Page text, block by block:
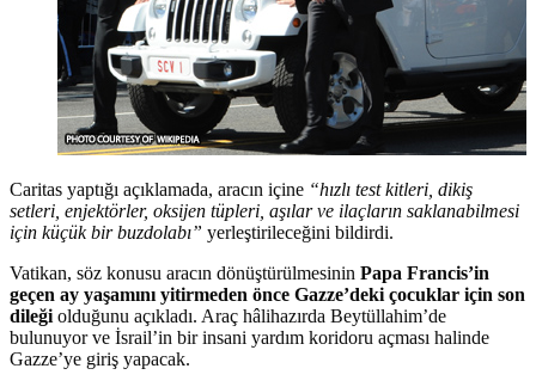
Caritas yaptığı açıklamada, aracın içine “hızlı test kitleri, dikiş
setleri, enjektörler, oksijen tüpleri, aşılar ve ilaçların saklanabilmesi
için küçük bir buzdolabı” yerleştirileceğini bildirdi.
Vatikan, söz konusu aracın dönüştürülmesinin Papa Francis’in
geçen ay yaşamını yitirmeden önce Gazze’deki çocuklar için son
dileği olduğunu açıkladı. Araç hâlihazırda Beytüllahim’de
bulunuyor ve İsrail’in bir insani yardım koridoru açması halinde
Gazze’ye giriş yapacak.